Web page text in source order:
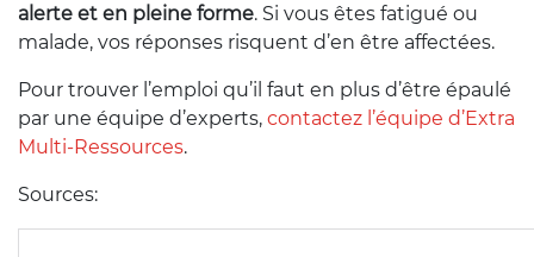
alerte et en pleine forme. Si vous êtes fatigué ou
malade, vos réponses risquent d’en être affectées.
Pour trouver l’emploi qu’il faut en plus d’être épaulé
par une équipe d’experts, contactez l’équipe d’Extra
Multi-Ressources.
Sources: